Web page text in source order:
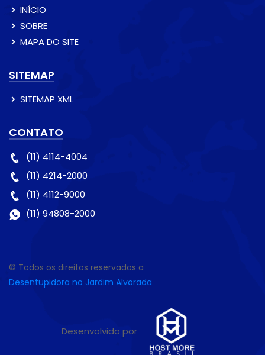
INÍCIO
SOBRE
MAPA DO SITE
SITEMAP
SITEMAP XML
CONTATO
(11) 4114-4004
(11) 4214-2000
(11) 4112-9000
(11) 94808-2000
© Todos os direitos reservados a
Desentupidora no Jardim Alvorada
Desenvolvido por